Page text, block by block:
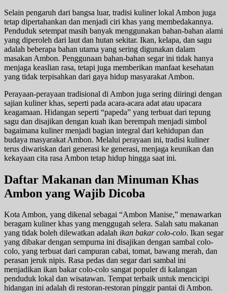
Selain pengaruh dari bangsa luar, tradisi kuliner lokal Ambon juga
tetap dipertahankan dan menjadi ciri khas yang membedakannya.
Penduduk setempat masih banyak menggunakan bahan-bahan alami
yang diperoleh dari laut dan hutan sekitar. Ikan, kelapa, dan sagu
adalah beberapa bahan utama yang sering digunakan dalam
masakan Ambon. Penggunaan bahan-bahan segar ini tidak hanya
menjaga keaslian rasa, tetapi juga memberikan manfaat kesehatan
yang tidak terpisahkan dari gaya hidup masyarakat Ambon.
Perayaan-perayaan tradisional di Ambon juga sering diiringi dengan
sajian kuliner khas, seperti pada acara-acara adat atau upacara
keagamaan. Hidangan seperti “papeda” yang terbuat dari tepung
sagu dan disajikan dengan kuah ikan berempah menjadi simbol
bagaimana kuliner menjadi bagian integral dari kehidupan dan
budaya masyarakat Ambon. Melalui perayaan ini, tradisi kuliner
terus diwariskan dari generasi ke generasi, menjaga keunikan dan
kekayaan cita rasa Ambon tetap hidup hingga saat ini.
Daftar Makanan dan Minuman Khas
Ambon yang Wajib Dicoba
Kota Ambon, yang dikenal sebagai “Ambon Manise,” menawarkan
beragam kuliner khas yang menggugah selera. Salah satu makanan
yang tidak boleh dilewatkan adalah ikan bakar colo-colo. Ikan segar
yang dibakar dengan sempurna ini disajikan dengan sambal colo-
colo, yang terbuat dari campuran cabai, tomat, bawang merah, dan
perasan jeruk nipis. Rasa pedas dan segar dari sambal ini
menjadikan ikan bakar colo-colo sangat populer di kalangan
penduduk lokal dan wisatawan. Tempat terbaik untuk mencicipi
hidangan ini adalah di restoran-restoran pinggir pantai di Ambon.